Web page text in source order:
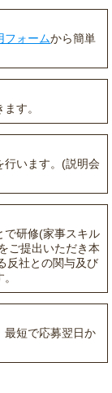
フォームから簡単
す。
行います。(説明会
で研修(家事スキル
ご提出いただき本
反社との関与及び
最短で応募翌日か